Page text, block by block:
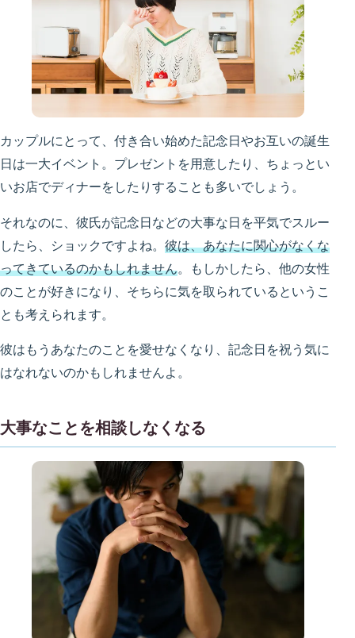
カップルにとって、付き合い始めた記念日やお互いの誕生
日は一大イベント。プレゼントを用意したり、ちょっとい
いお店でディナーをしたりすることも多いでしょう。
それなのに、彼氏が記念日などの大事な日を平気でスルー
したら、ショックですよね。 彼は、あなたに関心がなくな
ってきているのかもしれません。もしかしたら、他の女性
のことが好きになり、そちらに気を取られているというこ
とも考えられます。
彼はもうあなたのことを愛せなくなり、記念日を祝う気に
はなれないのかもしれませんよ。
大事なことを相談しなくなる